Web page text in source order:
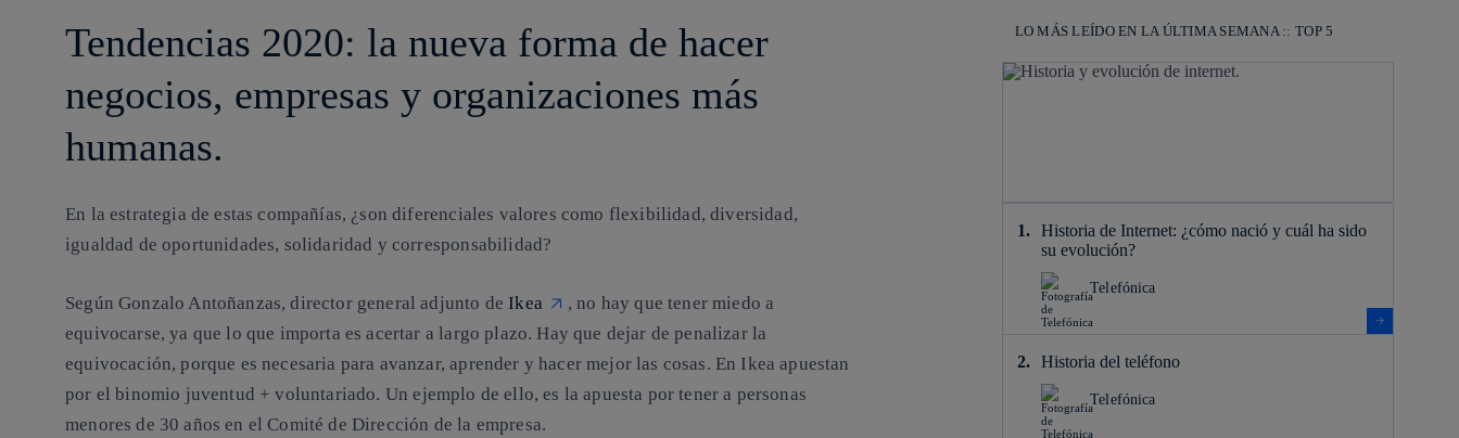
Tendencias 2020: la nueva forma de hacer
negocios, empresas y organizaciones más
humanas.
En la estrategia de estas compañías, ¿son diferenciales valores como flexibilidad, diversidad,
igualdad de oportunidades, solidaridad y corresponsabilidad?
Según Gonzalo Antoñanzas, director general adjunto de Ikea
, no hay que tener miedo a
equivocarse, ya que lo que importa es acertar a largo plazo.Hay que dejar de penalizar la
equivocación, porque es necesaria para avanzar, aprender y hacer mejor las cosas. En Ikea apuestan
por el binomio juventud + voluntariado. Un ejemplo de ello, es la apuesta por tener a personas
menores de 30 años en el Comité de Dirección de la empresa.
LO MÁS LEÍDO EN LA ÚLTIMA SEMANA :: TOP 5
Historia de Internet: ¿cómo nació y cuál ha sido
su evolución?
Telefónica
Historia del teléfono
Telefónica